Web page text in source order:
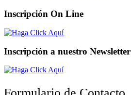
Inscripción On Line
Inscripción a nuestro Newsletter